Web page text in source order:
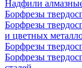
Надфили
Борфрезы
Борфрезы
и цветных
Борфрезы
Борфрезы